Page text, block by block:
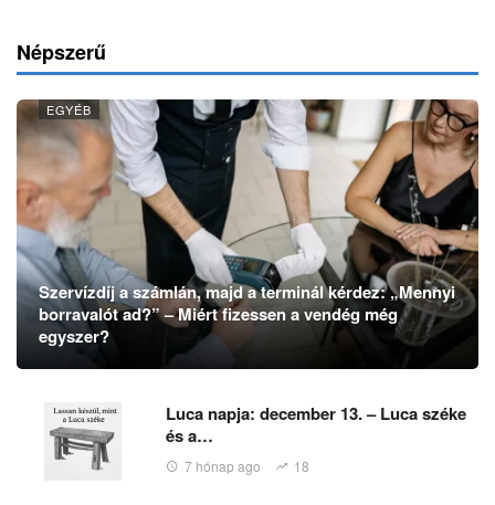
Népszerű
EGYÉB
Szervízdíj a számlán, majd a terminál kérdez: „Mennyi
borravalót ad?” – Miért fizessen a vendég még
egyszer?
Luca napja: december 13. – Luca széke
és a…
7 hónap ago 18